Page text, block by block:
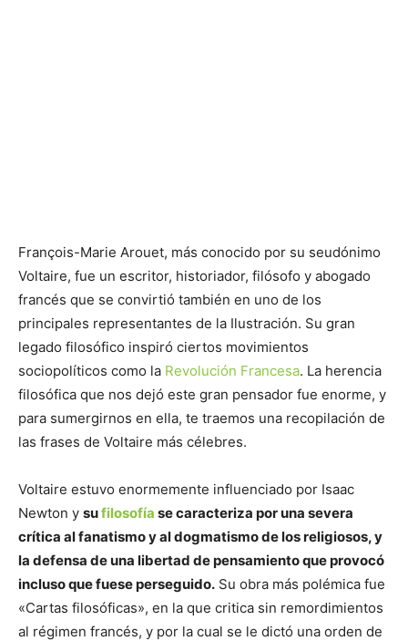
François-Marie Arouet, más conocido por su seudónimo
Voltaire, fue un escritor, historiador, filósofo y abogado
francés que se convirtió también en uno de los
principales representantes de la Ilustración. Su gran
legado filosófico inspiró ciertos movimientos
sociopolíticos como la Revolución Francesa. La herencia
filosófica que nos dejó este gran pensador fue enorme, y
para sumergirnos en ella, te traemos una recopilación de
las frases de Voltaire más célebres.
Voltaire estuvo enormemente influenciado por Isaac
Newton y sufilosofía se caracteriza por una severa
crítica al fanatismo y al dogmatismo de los religiosos, y
la defensa de una libertad de pensamiento que provocó
incluso que fuese perseguido. Su obra más polémica fue
«Cartas filosóficas», en la que critica sin remordimientos
al régimen francés, y por la cual se le dictó una orden de